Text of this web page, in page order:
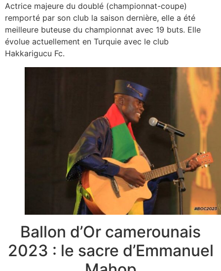
Actrice majeure du doublé (championnat-coupe)
remporté par son club la saison dernière, elle a été
meilleure buteuse du championnat avec 19 buts. Elle
évolue actuellement en Turquie avec le club
Hakkarigucu Fc.
Ballon d’Or camerounais
2023 : le sacre d’Emmanuel